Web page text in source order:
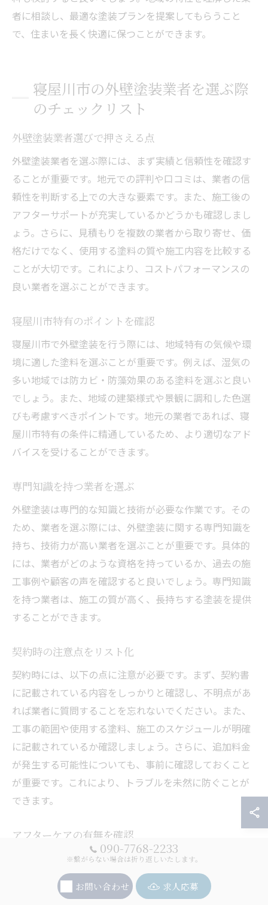
者に相談し、最適な塗装プランを提案してもらうこと
で、住まいを長く快適に保つことができます。
寝屋川市の外壁塗装業者を選ぶ際
のチェックリスト
外壁塗装業者選びで押さえる点
外壁塗装業者を選ぶ際には、まず実績と信頼性を確認す
ることが重要です。地元での評判や口コミは、業者の信
頼性を判断する上での大きな要素です。また、施工後の
アフターサポートが充実しているかどうかも確認しまし
ょう。さらに、見積もりを複数の業者から取り寄せ、価
格だけでなく、使用する塗料の質や施工内容を比較する
ことが大切です。これにより、コストパフォーマンスの
良い業者を選ぶことができます。
寝屋川市特有のポイントを確認
寝屋川市で外壁塗装を行う際には、地域特有の気候や環
境に適した塗料を選ぶことが重要です。例えば、湿気の
多い地域では防カビ・防藻効果のある塗料を選ぶと良い
でしょう。また、地域の建築様式や景観に調和した色選
びも考慮すべきポイントです。地元の業者であれば、寝
屋川市特有の条件に精通しているため、より適切なアド
バイスを受けることができます。
専門知識を持つ業者を選ぶ
外壁塗装は専門的な知識と技術が必要な作業です。その
ため、業者を選ぶ際には、外壁塗装に関する専門知識を
持ち、技術力が高い業者を選ぶことが重要です。具体的
には、業者がどのような資格を持っているか、過去の施
工事例や顧客の声を確認すると良いでしょう。専門知識
を持つ業者は、施工の質が高く、長持ちする塗装を提供
することができます。
契約時の注意点をリスト化
契約時には、以下の点に注意が必要です。まず、契約書
に記載されている内容をしっかりと確認し、不明点があ
れば業者に質問することを忘れないでください。また、
工事の範囲や使用する塗料、施工のスケジュールが明確
に記載されているか確認しましょう。さらに、追加料金
が発生する可能性についても、事前に確認しておくこと
が重要です。これにより、トラブルを未然に防ぐことが
できます。
アフターケアの有無を確認
外壁塗装後のアフターケアは、施工後も長く美観を保つ
ために重要です。業者を選ぶ際には、保証期間やアフタ
ーケアの内容を確認することが大切です。具体的には、
090-7768-2233
※繋がらない場合は折り返しいたします。
お問い合わせ 求人応募